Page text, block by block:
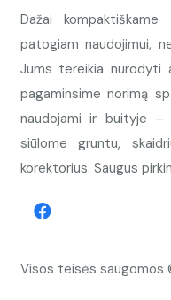
Dažai
patogiam naudojimui,
Jums tereikia nurodyti
pagaminsime norimą
naudojami ir buityje –
siūlome gruntu,
korektorius. Saugus
Visos teisės saugomos